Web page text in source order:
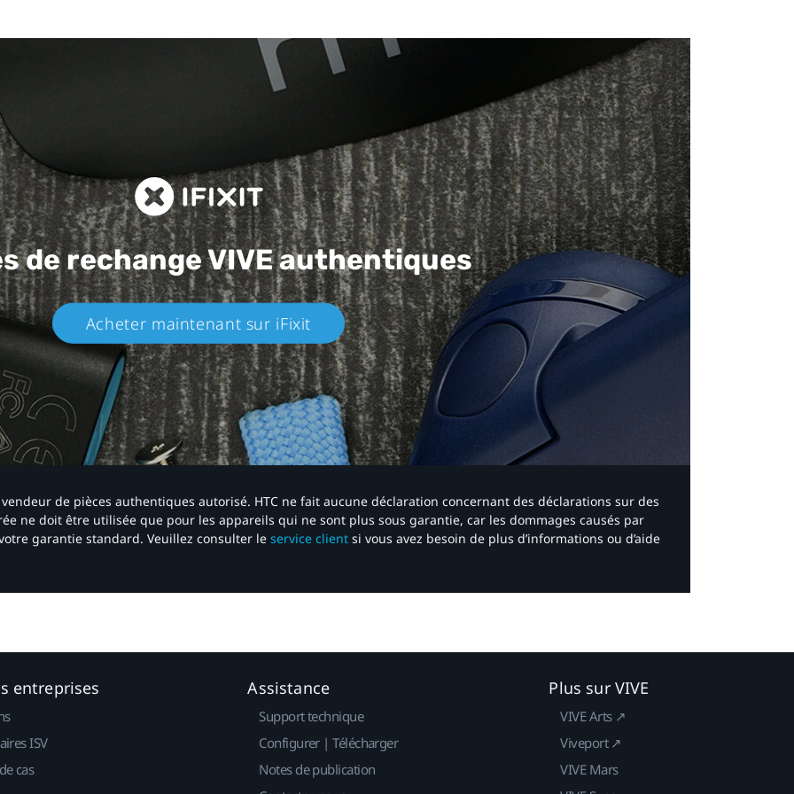
de rechangeVIVE authentiques​
Acheter maintenant sur iFixit​
de pièces authentiques autorisé. HTC ne fait aucune déclaration concernant des déclarations sur des
ne doit être utilisée que pour les appareils qui ne sont plus sous garantie, car les dommages causés par
garantie standard. Veuillez consulter le service client si vous avez besoin de plus d’informations ou d’aide
entreprises
ISV
cas
Assistance
Support technique
Configurer | Télécharger
Notes de publication
Plus sur VIVE
VIVE Arts ↗
Viveport ↗
VIVE Mars